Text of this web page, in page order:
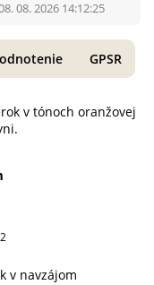
08. 2026 14:12:25
v tónoch oranžovej
2
v navzájom
GPSR